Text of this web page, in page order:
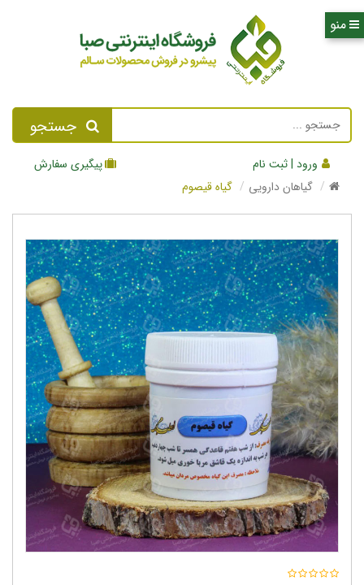
جستجو
ورود | ثبت نام
پیگیری سفارش
گیاهان دارویی
گیاه قیصوم